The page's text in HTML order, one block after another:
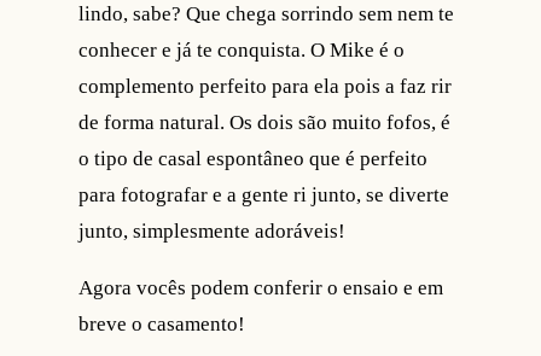
lindo, sabe? Que chega sorrindo sem nem te
conhecer e já te conquista. O Mike é o
complemento perfeito para ela pois a faz rir
de forma natural. Os dois são muito fofos, é
o tipo de casal espontâneo que é perfeito
para fotografar e a gente ri junto, se diverte
junto, simplesmente adoráveis!
Agora vocês podem conferir o ensaio e em
breve o casamento!